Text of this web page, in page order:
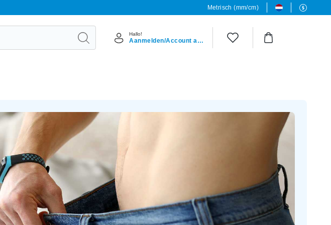
Metrisch (mm/cm)
Hallo!
Aanmelden/Account aanmaken